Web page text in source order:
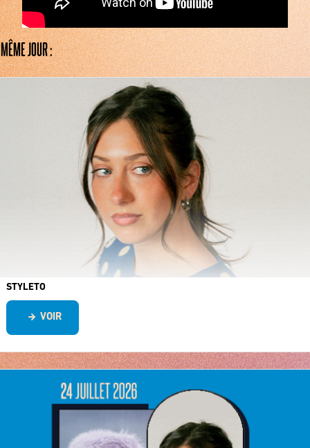
JOUR :
STYLETO
VOIR